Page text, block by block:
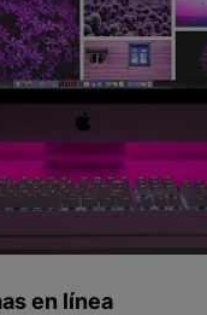
en línea